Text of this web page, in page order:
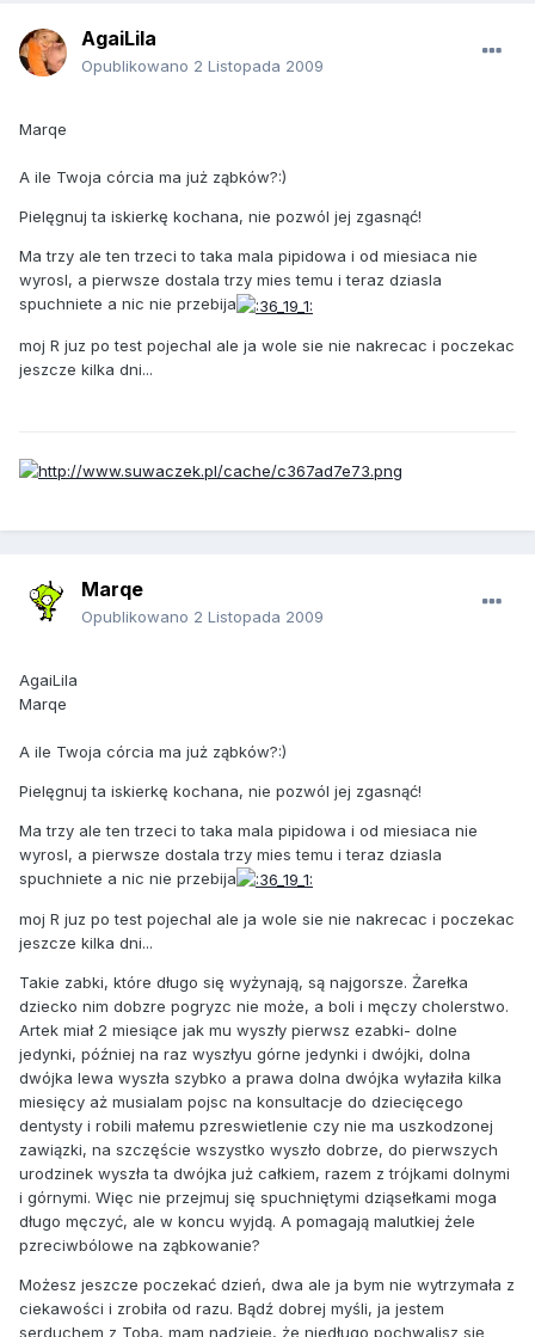
AgaiLila
Opublikowano 2 Listopada 2009
Marqe
A ile Twoja córcia ma już ząbków?:)
Pielęgnuj ta iskierkę kochana, nie pozwól jej zgasnąć!
Ma trzy ale ten trzeci to taka mala pipidowa i od miesiaca nie
wyrosl, a pierwsze dostala trzy mies temu i teraz dziasla
spuchniete a nic nie przebija
moj R juz po test pojechal ale ja wole sie nie nakrecac i poczekac
jeszcze kilka dni...
Marqe
Opublikowano 2 Listopada 2009
AgaiLila
Marqe
A ile Twoja córcia ma już ząbków?:)
Pielęgnuj ta iskierkę kochana, nie pozwól jej zgasnąć!
Ma trzy ale ten trzeci to taka mala pipidowa i od miesiaca nie
wyrosl, a pierwsze dostala trzy mies temu i teraz dziasla
spuchniete a nic nie przebija
moj R juz po test pojechal ale ja wole sie nie nakrecac i poczekac
jeszcze kilka dni...
Takie zabki, które długo się wyżynają, są najgorsze. Żarełka
dziecko nim dobzre pogryzc nie może, a boli i męczy cholerstwo.
Artek miał 2 miesiące jak mu wyszły pierwsz ezabki- dolne
jedynki, później na raz wyszłyu górne jedynki i dwójki, dolna
dwójka lewa wyszła szybko a prawa dolna dwójka wyłaziła kilka
miesięcy aż musialam pojsc na konsultacje do dziecięcego
dentysty i robili małemu pzreswietlenie czy nie ma uszkodzonej
zawiązki, na szczęście wszystko wyszło dobrze, do pierwszych
urodzinek wyszła ta dwójka już całkiem, razem z trójkami dolnymi
i górnymi. Więc nie przejmuj się spuchniętymi dziąsełkami moga
długo męczyć, ale w koncu wyjdą. A pomagają malutkiej żele
pzreciwbólowe na ząbkowanie?
Możesz jeszcze poczekać dzień, dwa ale ja bym nie wytrzymała z
ciekawości i zrobiła od razu. Bądź dobrej myśli, ja jestem
serduchem z Tobą, mam nadzieję, że niedługo pochwalisz się